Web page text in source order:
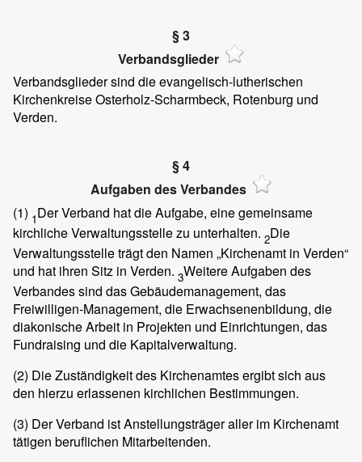
§ 3
Verbandsglieder
Verbandsglieder sind die evangelisch-lutherischen
Kirchenkreise Osterholz-Scharmbeck, Rotenburg und
Verden.
§ 4
Aufgaben des Verbandes
(1) 1Der Verband hat die Aufgabe, eine gemeinsame
kirchliche Verwaltungsstelle zu unterhalten. 2Die
Verwaltungsstelle trägt den Namen „Kirchenamt in Verden“
und hat ihren Sitz in Verden. 3Weitere Aufgaben des
Verbandes sind das Gebäudemanagement, das
Freiwilligen-Management, die Erwachsenenbildung, die
diakonische Arbeit in Projekten und Einrichtungen, das
Fundraising und die Kapitalverwaltung.
(2) Die Zuständigkeit des Kirchenamtes ergibt sich aus
den hierzu erlassenen kirchlichen Bestimmungen.
(3) Der Verband ist Anstellungsträger aller im Kirchenamt
tätigen beruflichen Mitarbeitenden.